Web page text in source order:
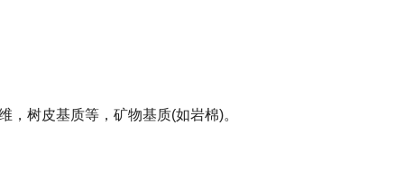
树皮基质等，矿物基质(如岩棉)。